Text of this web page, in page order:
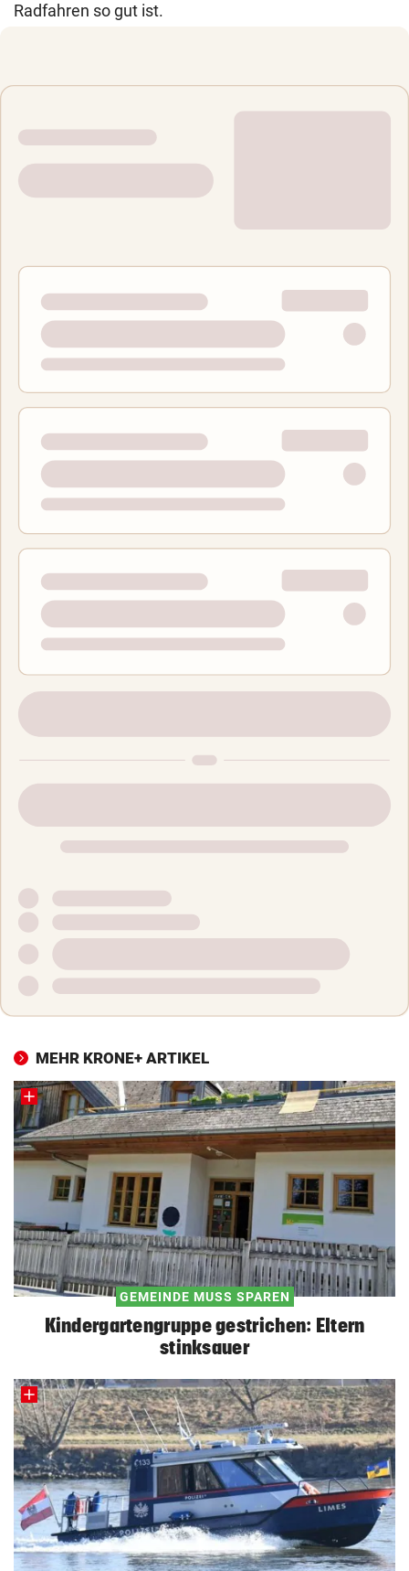
Radfahren so gut ist.
MEHR KRONE+ ARTIKEL
GEMEINDE MUSS SPAREN
Kindergartengruppe gestrichen: Eltern
stinksauer